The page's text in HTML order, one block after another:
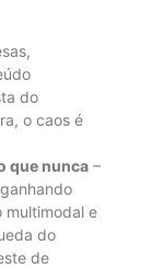
do
o caos é
que nunca –
multimodal e
do
de